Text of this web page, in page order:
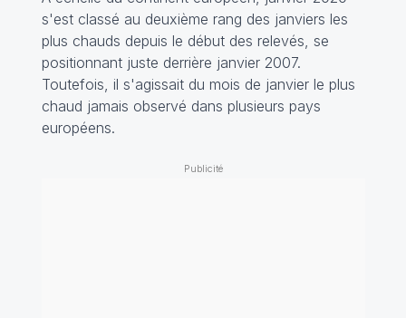
s'est classé au deuxième rang des janviers les
plus chauds depuis le début des relevés, se
positionnant juste derrière janvier 2007.
Toutefois, il s'agissait du mois de janvier le plus
chaud jamais observé dans plusieurs pays
européens.